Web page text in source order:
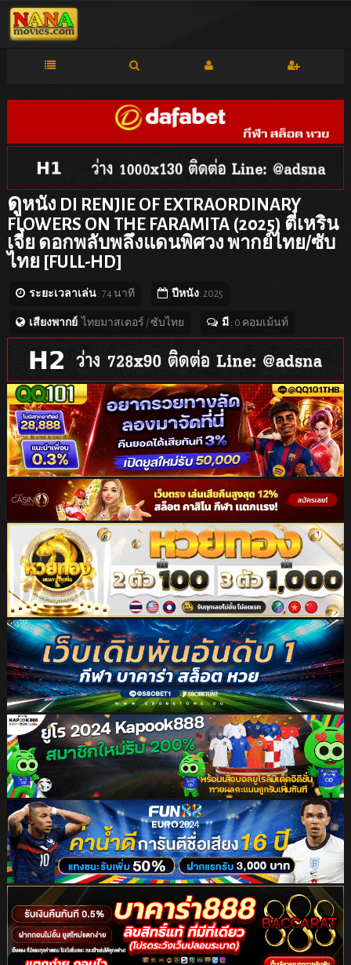
ดูหนัง DI RENJIE OF EXTRAORDINARY
FLOWERS ON THE FARAMITA (2025) ตี๋เหริน
เจี๋ย ดอกพลับพลึงแดนพิศวง พากย์ไทย/ซับ
ไทย [FULL-HD]
ระยะเวลาเล่น: 74 นาที ปีหนัง: 2025
เสียงพากย์: ไทยมาสเตอร์ / ซับไทย มี : 0 คอมเม้นท์